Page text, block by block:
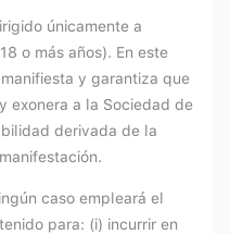
únicamente a
o más años). En este
y garantiza que
exonera a la Sociedad de
derivada de la
caso empleará el
para: (i) incurrir en